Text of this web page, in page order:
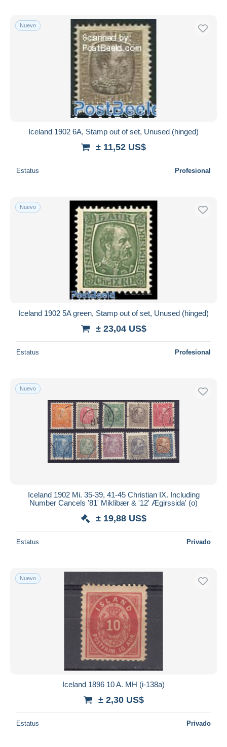
Nuevo
Iceland 1902 6A, Stamp out of set, Unused (hinged)
± 11,52 US$
Estatus Profesional
Nuevo
Iceland 1902 5A green, Stamp out of set, Unused (hinged)
± 23,04 US$
Estatus Profesional
Nuevo
Iceland 1902 Mi. 35-39, 41-45 Christian IX. Including
Number Cancels '81' Miklibær & '12' Ægirssida' (o)
± 19,88 US$
Estatus Privado
Nuevo
Iceland 1896 10 A. MH (i-138a)
± 2,30 US$
Estatus Privado